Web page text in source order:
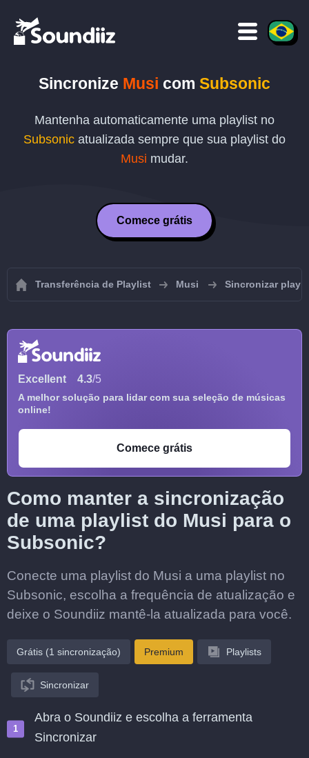
Sincronize Musi com Subsonic
Mantenha automaticamente uma playlist no
Subsonic atualizada sempre que sua playlist do
Musi mudar.
Comece grátis
Transferência de Playlist Musi Sincronizar
Excellent 4.3/5
A melhor solução para lidar com sua seleção de músicas
online!
Comece grátis
Como manter a sincronização
de uma playlist do Musi para o
Subsonic?
Conecte uma playlist do Musi a uma playlist no
Subsonic, escolha a frequência de atualização e
deixe o Soundiiz mantê-la atualizada para você.
Grátis (1 sincronização) Premium Playlists
Sincronizar
Abra o Soundiiz e escolha a ferramenta
Sincronizar